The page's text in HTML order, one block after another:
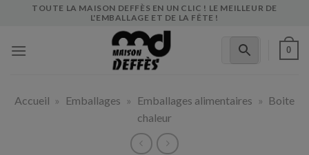
TOUTE LA MAISON DEFFÈS EN UN CLIC ! LE MEILLEUR DE
L'EMBALLAGE ET DE LA FÊTE !
0
Accueil » Emballages » Emballages alimentaires » Boite
chaleur